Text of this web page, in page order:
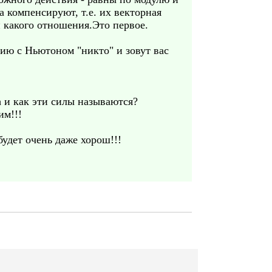
т.е. их векторная
отношения.Это первое.
с Ньютоном "никто" и зовут вас
как эти силы называются?
очень даже хорош!!!